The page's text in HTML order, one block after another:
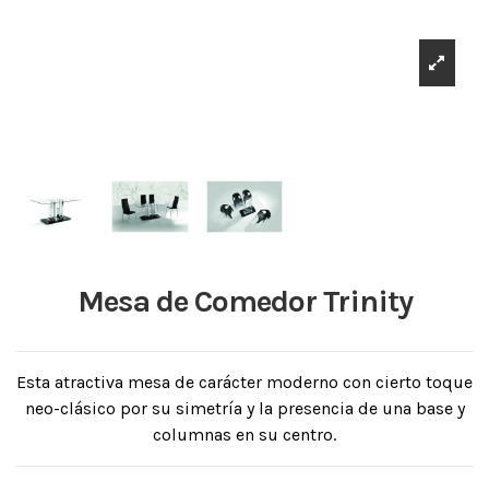
Mesa de Comedor Trinity
Esta atractiva mesa de carácter moderno con cierto toque
neo-clásico por su simetría y la presencia de una base y
columnas en su centro.